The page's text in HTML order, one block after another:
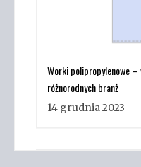
Worki polipropylenowe –
różnorodnych branż
14 grudnia 2023